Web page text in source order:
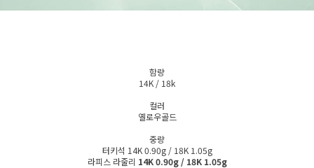
함량
14K / 18k
컬러
옐로우골드
중량
터키석 14K 0.90g / 18K 1.05g
라피스 라줄리 14K 0.90g / 18K 1.05g